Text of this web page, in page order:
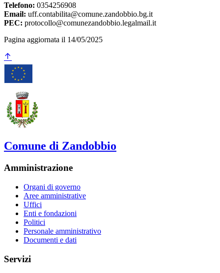
Telefono: 0354256908
Email: uff.contabilita@comune.zandobbio.bg.it
PEC: protocollo@comunezandobbio.legalmail.it
Pagina aggiornata il 14/05/2025
Comune di Zandobbio
Amministrazione
Organi di governo
Aree amministrative
Uffici
Enti e fondazioni
Politici
Personale amministrativo
Documenti e dati
Servizi